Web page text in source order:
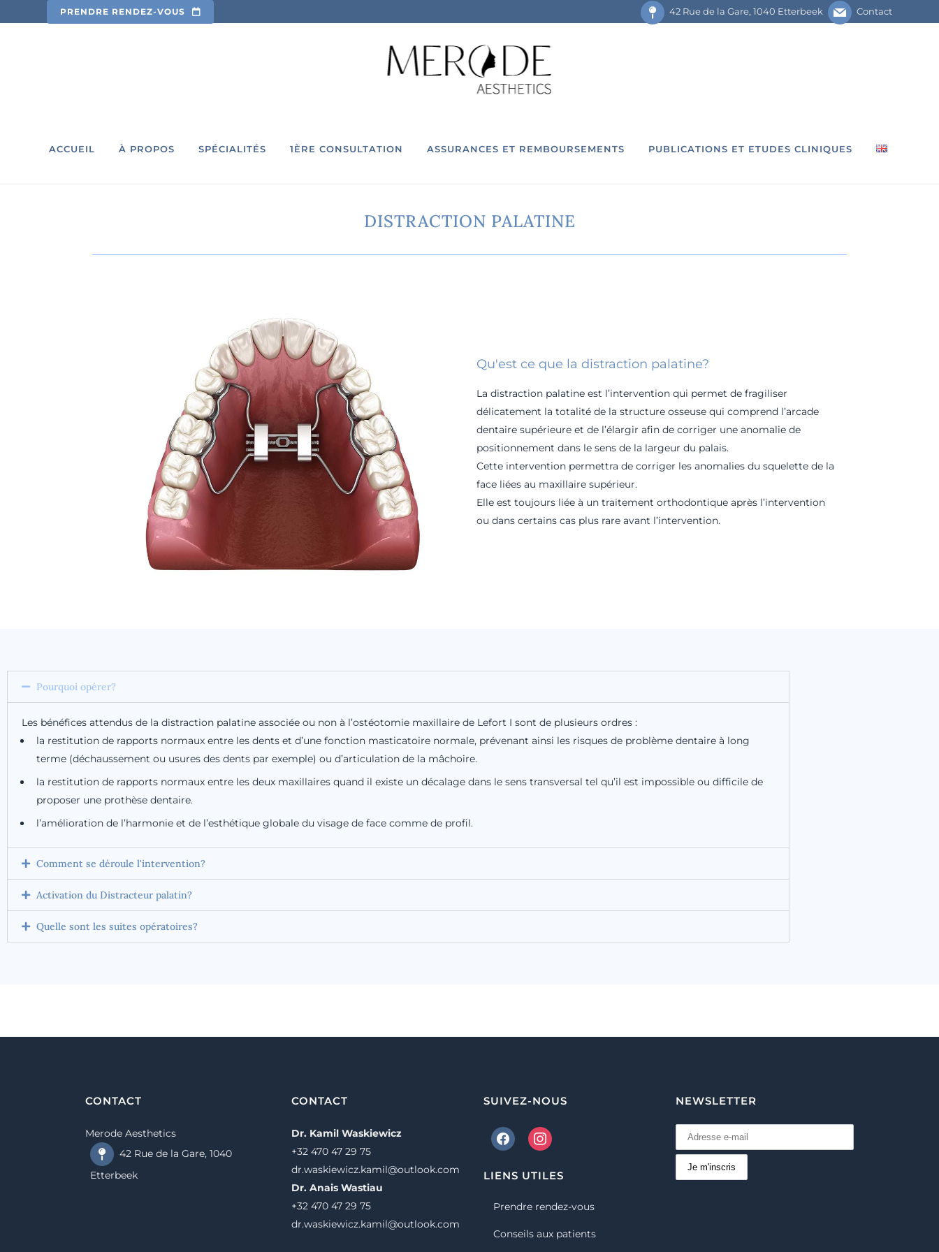
PRENDRE RENDEZ-VOUS 42 Rue de la Gare, 1040 Etterbeek Contact
ACCUEIL À PROPOS SPÉCIALITÉS
IMPLANTS DENTAIRES
Types d’implants
Planification et chirurgie
CHIRURGIE PRÉ-
IMPLANTAIRE
Aménagement alvéolaire
Sinus Lift
Membranes de PRF
Dents de sagesse
Soin dentaire conservateur
Traitement endodontique
Ostéotomie mandibulaire
Génioplastie
Empreinte optique
Imprimante 3D
Photothérapie
Erbium YAG Laser
Acide hyaluronique
Botox
Visage
1ÈRE CONSULTATION ASSURANCES ET REMBOURSEMENTS PUBLICATIONS ET ETUDES CLINIQUES
DISTRACTION PALATINE
Qu'est ce que la distraction palatine?
La distraction palatine est l’intervention qui permet de fragiliser
délicatement la totalité de la structure osseuse qui comprend l’arcade
dentaire supérieure et de l’élargir afin de corriger une anomalie de
positionnement dans le sens de la largeur du palais.
Cette intervention permettra de corriger les anomalies du squelette de la
face liées au maxillaire supérieur.
Elle est toujours liée à un traitement orthodontique après l’intervention
ou dans certains cas plus rare avant l’intervention.
Pourquoi opérer?
Les bénéfices attendus de la distraction palatine associée ou non à l’ostéotomie maxillaire de Lefort I sont de plusieurs ordres :
la restitution de rapports normaux entre les dents et d’une fonction masticatoire normale, prévenant ainsi les risques de problème dentaire à long
terme (déchaussement ou usures des dents par exemple) ou d’articulation de la mâchoire.
la restitution de rapports normaux entre les deux maxillaires quand il existe un décalage dans le sens transversal tel qu’il est impossible ou difficile de
proposer une prothèse dentaire.
l’amélioration de l’harmonie et de l’esthétique globale du visage de face comme de profil.
Comment se déroule l'intervention?
Activation du Distracteur palatin?
Quelle sont les suites opératoires?
CONTACT
Merode Aesthetics
42 Rue de la Gare, 1040
Etterbeek
CONTACT
Dr. Kamil Waskiewicz
+32 470 47 29 75
dr.waskiewicz.kamil@outlook.com
Dr. Anais Wastiau
+32 470 47 29 75
dr.waskiewicz.kamil@outlook.com
SUIVEZ-NOUS
LIENS UTILES
Prendre rendez-vous
Conseils aux patients
NEWSLETTER